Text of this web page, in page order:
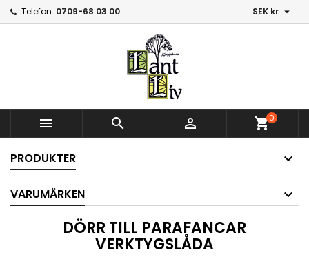
Telefon: 0709-68 03 00 SEK kr 
   shopping_cart0
PRODUKTER
VARUMÄRKEN
DÖRR TILL PARAFANCAR
VERKTYGSLÅDA